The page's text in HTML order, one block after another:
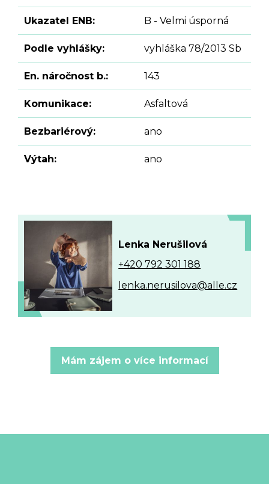
Ukazatel ENB: B - Velmi úsporná
Podle vyhlášky: vyhláška 78/2013 Sb
En. náročnost b.: 143
Komunikace: Asfaltová
Bezbariérový: ano
Výtah: ano
Lenka Nerušilová
+420 792 301 188
lenka.nerusilova@alle.cz
Mám zájem o více informací